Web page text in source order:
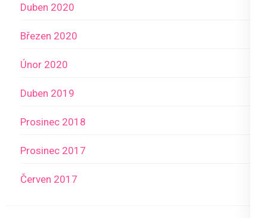
Duben 2020
Březen 2020
Únor 2020
Duben 2019
Prosinec 2018
Prosinec 2017
Červen 2017